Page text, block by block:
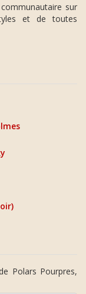
sur
et de toutes
Polars Pourpres,